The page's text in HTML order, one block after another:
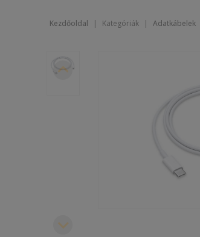
Kezdőoldal | Kategóriák | Adatkábelek